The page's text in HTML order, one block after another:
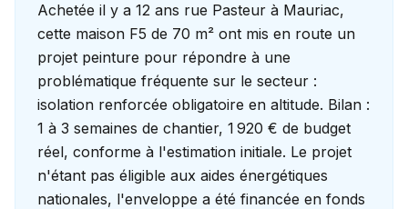
Achetée il y a 12 ans rue Pasteur à Mauriac,
cette maison F5 de 70 m² ont mis en route un
projet peinture pour répondre à une
problématique fréquente sur le secteur :
isolation renforcée obligatoire en altitude. Bilan :
1 à 3 semaines de chantier, 1 920 € de budget
réel, conforme à l'estimation initiale. Le projet
n'étant pas éligible aux aides énergétiques
nationales, l'enveloppe a été financée en fonds